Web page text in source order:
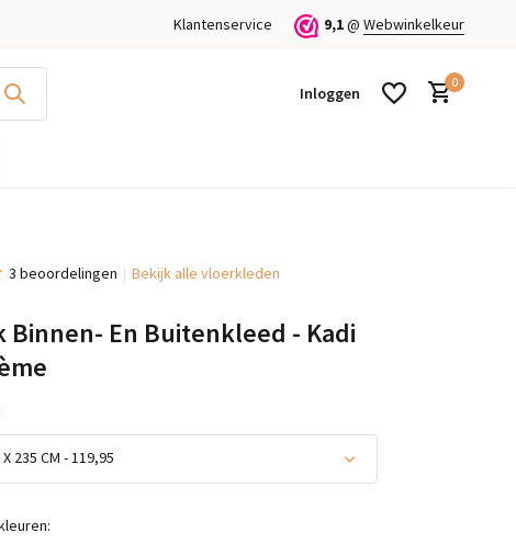
Klantenservice 9,1@ Webwinkelkeur
Inloggen
0
3 beoordelingen Bekijk alle vloerkleden
Binnen- En Buitenkleed - Kadi
235 CM - 119,95